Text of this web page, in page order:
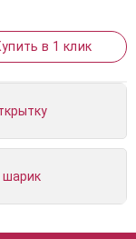
в 1 клик
шарик